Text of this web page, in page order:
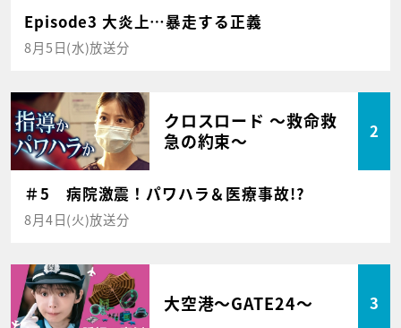
Episode3 大炎上…暴走する正義
8月5日(水)放送分
クロスロード ～救命救
急の約束～
2
＃5 病院激震！パワハラ＆医療事故!?
8月4日(火)放送分
大空港～GATE24～ 3